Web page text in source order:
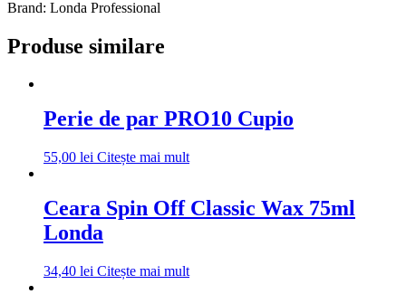
Brand: Londa Professional
Produse similare
Perie de par PRO10 Cupio
55,00 lei Citește mai mult
Ceara Spin Off Classic Wax 75ml
Londa
34,40 lei Citește mai mult